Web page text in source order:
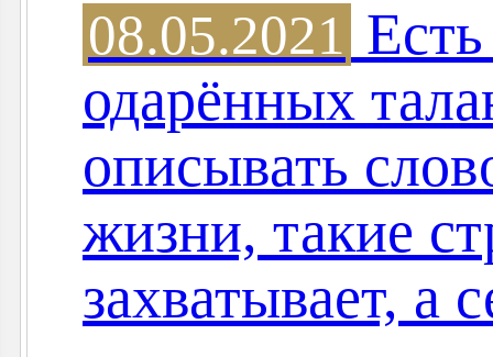
08.05.2021
одарённых
описывать
жизни, такие
захватывает, а